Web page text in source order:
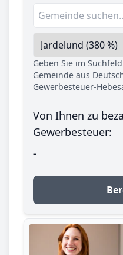
Geben Sie im
Gemeinde aus
Gewerbesteuer-
Von Ihnen zu
Gewerbesteuer:
-